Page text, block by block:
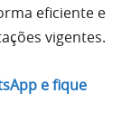
eficiente e
vigentes.
e fique